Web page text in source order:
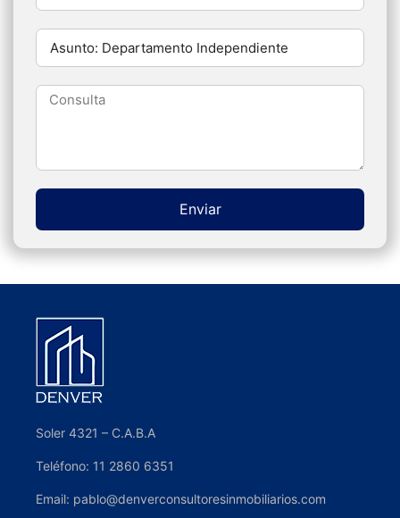
Enviar
Soler 4321 – C.A.B.A
Teléfono: 11 2860 6351
Email: pablo@denverconsultoresinmobiliarios.com